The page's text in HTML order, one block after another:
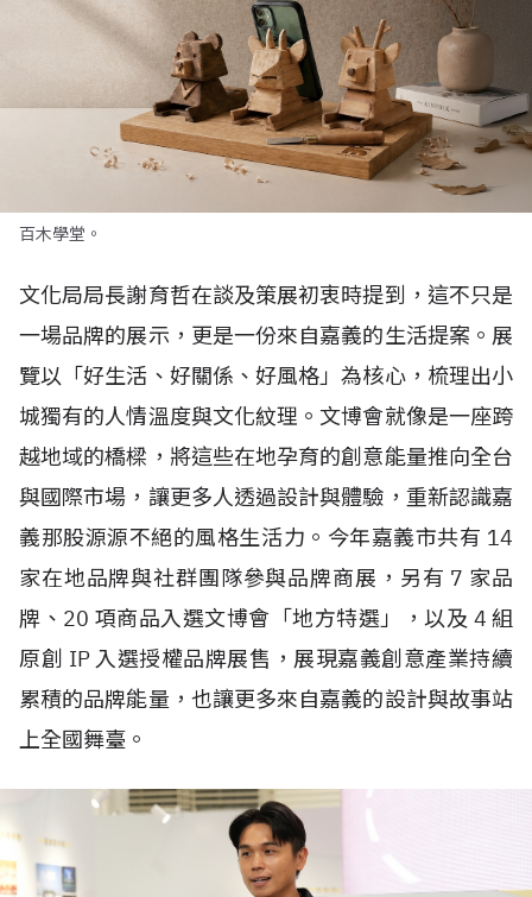
百木學堂。
文化局局長謝育哲在談及策展初衷時提到，這不只是
一場品牌的展示，更是一份來自嘉義的生活提案。展
覽以「好生活、好關係、好風格」為核心，梳理出小
城獨有的人情溫度與文化紋理。文博會就像是一座跨
越地域的橋樑，將這些在地孕育的創意能量推向全台
與國際市場，讓更多人透過設計與體驗，重新認識嘉
義那股源源不絕的風格生活力。今年嘉義市共有 14
家在地品牌與社群團隊參與品牌商展，另有 7 家品
牌、 20 項商品入選文博會「地方特選」，以及 4 組
原創 IP 入選授權品牌展售，展現嘉義創意產業持續
累積的品牌能量，也讓更多來自嘉義的設計與故事站
上全國舞臺。